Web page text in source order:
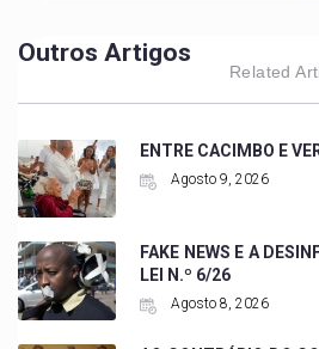
Outros Artigos
Related
ENTRE CACIMBO E
Agosto 9, 2026
FAKE NEWS E A
LEI N.º 6/26
Agosto 8, 2026